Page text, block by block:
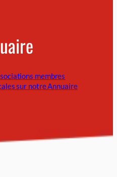
membres
sur notre Annuaire